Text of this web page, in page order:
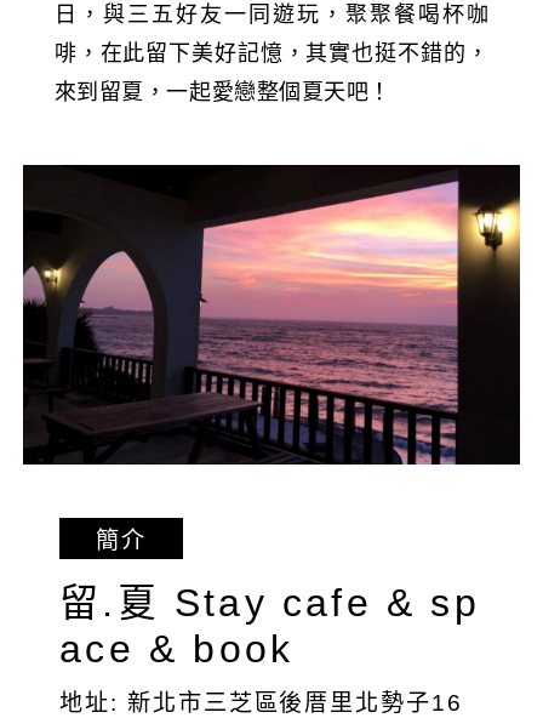
日，與三五好友一同遊玩，聚聚餐喝杯咖
啡，在此留下美好記憶，其實也挺不錯的，
來到留夏，一起愛戀整個夏天吧！
簡介
留.夏 Stay cafe & sp
ace & book
地址: 新北市三芝區後厝里北勢子16